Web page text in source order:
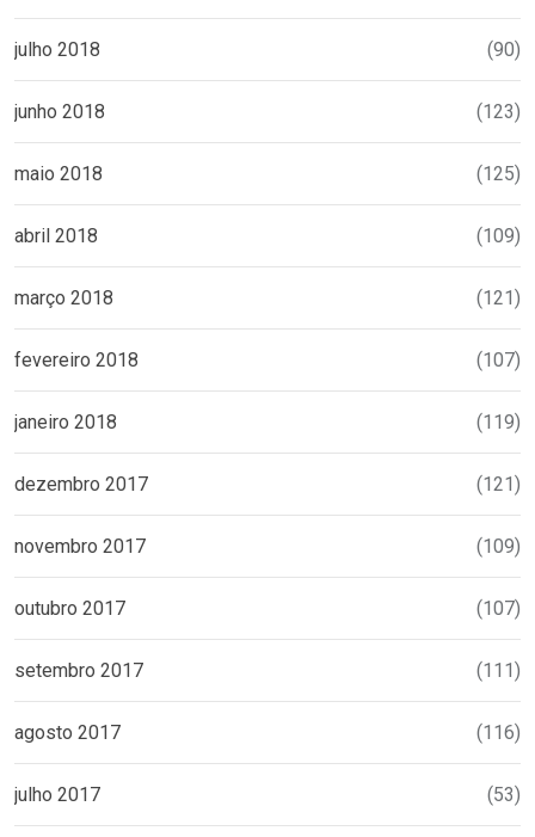
julho 2018 (90)
junho 2018 (123)
maio 2018 (125)
abril 2018 (109)
março 2018 (121)
fevereiro 2018 (107)
janeiro 2018 (119)
dezembro 2017 (121)
novembro 2017 (109)
outubro 2017 (107)
setembro 2017 (111)
agosto 2017 (116)
julho 2017 (53)